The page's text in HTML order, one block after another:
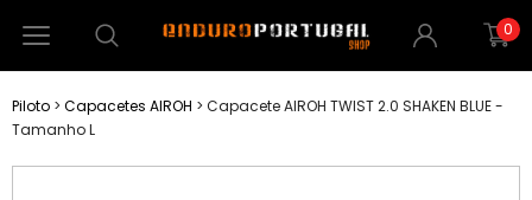
0
Piloto > Capacetes AIROH > Capacete AIROH TWIST 2.0 SHAKEN BLUE -
Tamanho L